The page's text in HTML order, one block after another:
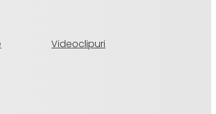
Videoclipuri